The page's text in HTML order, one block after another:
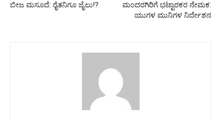
ಬೀಜ ಮಸೂದೆ: ರೈತನಿಗೂ ಜೈಲು!?
ಮಂದರಗಿರಿಗೆ ಭಟ್ಟಾರಕರ ನೇಮಕ:
ಯುಗಳ ಮುನಿಗಳ ನಿರ್ದೇಶನ